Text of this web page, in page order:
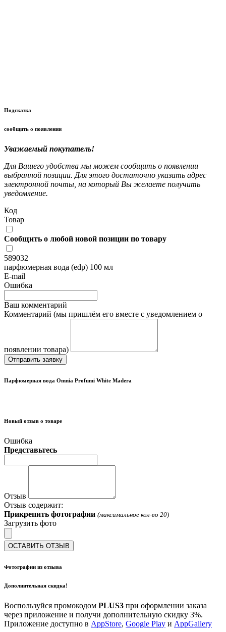
Подсказка
сообщить о появлении
Уважаемый покупатель!
Для Вашего удобства мы можем сообщить о появлении
выбранной позиции. Для этого достаточно указать адрес
электронной почты, на который Вы желаете получить
уведомление.
Код
Товар
Сообщить о любой новой позиции по товару
589032
парфюмерная вода (edp) 100 мл
E-mail
Ошибка
Ваш комментарий
Комментарий (мы пришлём его вместе с уведомлением о
появлении товара)
Отправить заявку
Парфюмерная вода Omnia Profumi White Madera
Новый отзыв о товаре
Ошибка
Представьтесь
Отзыв
Отзыв содержит:
Прикрепить фотографии (максимальное кол-во 20)
Загрузить фото
ОСТАВИТЬ ОТЗЫВ
Фотографии из отзыва
Дополнительная скидка!
Воспользуйся промокодом PLUS3 при оформлении заказа
через приложение и получи дополнительную скидку 3%.
Приложение доступно в AppStore, Google Play и AppGallery